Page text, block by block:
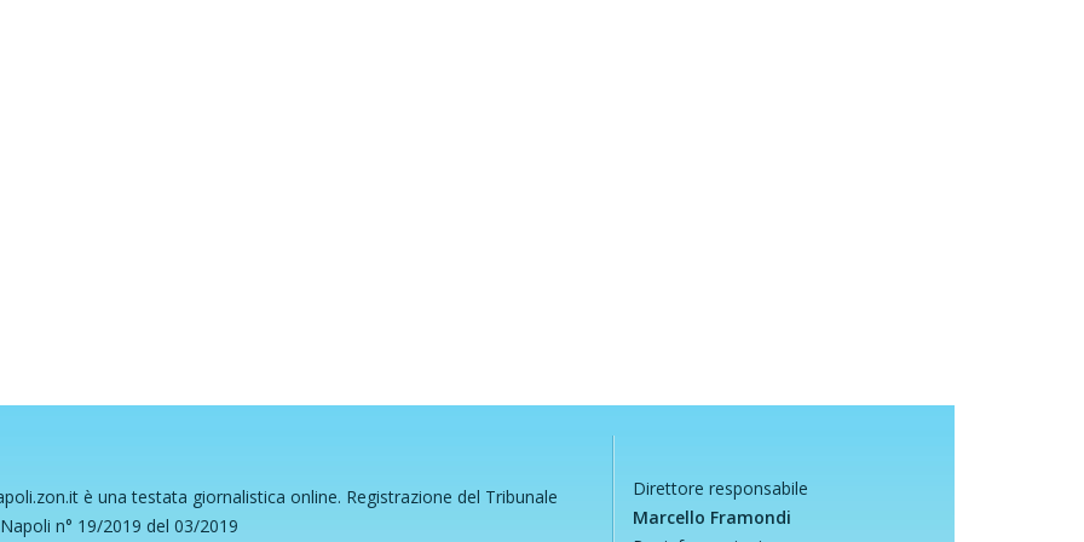
è una testata giornalistica online. Registrazione del Tribunale
n° 19/2019 del 03/2019
Direttore responsabile
Marcello Framondi